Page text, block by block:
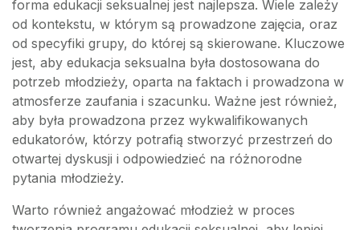
forma edukacji seksualnej jest najlepsza. Wiele zależy
od kontekstu, w którym są prowadzone zajęcia, oraz
od specyfiki grupy, do której są skierowane. Kluczowe
jest, aby edukacja seksualna była dostosowana do
potrzeb młodzieży, oparta na faktach i prowadzona w
atmosferze zaufania i szacunku. Ważne jest również,
aby była prowadzona przez wykwalifikowanych
edukatorów, którzy potrafią stworzyć przestrzeń do
otwartej dyskusji i odpowiedzieć na różnorodne
pytania młodzieży.
Warto również angażować młodzież w proces